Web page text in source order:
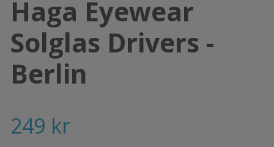
Haga Eyewear
Solglas Drivers -
Berlin
249 kr